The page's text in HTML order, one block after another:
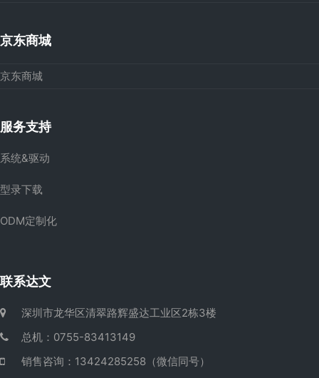
京东商城
京东商城
服务支持
系统&驱动
型录下载
ODM定制化
联系达文
深圳市龙华区清翠路辉盛达工业区2栋3楼
总机：0755-83413149
销售咨询：13424285258（微信同号）